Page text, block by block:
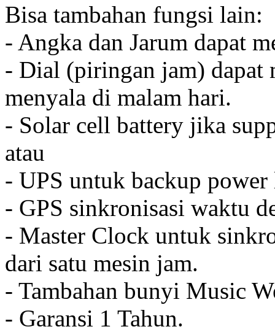
Bisa tambahan fungsi lain:
- Angka dan Jarum dapat
- Dial (piringan jam) dapat
menyala di malam hari.
- Solar cell battery jika
atau
- UPS untuk backup
- GPS sinkronisasi waktu
- Master Clock untuk
dari satu mesin jam.
- Tambahan bunyi Music
- Garansi 1 Tahun.